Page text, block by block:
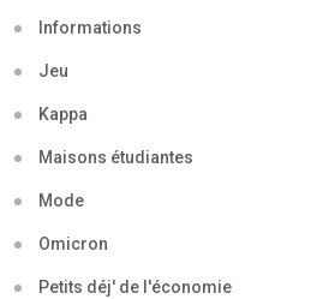
Informations
Jeu
Kappa
Maisons étudiantes
Mode
Omicron
Petits déj' de l'économie